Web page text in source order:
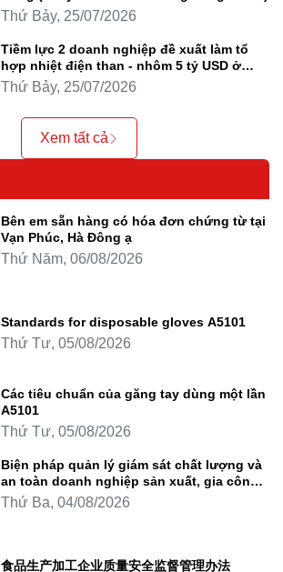
Thứ Bảy, 25/07/2026
Tiềm lực 2 doanh nghiệp đề xuất làm tổ
hợp nhiệt điện than - nhôm 5 tỷ USD ở
Lâm Đồng
Thứ Bảy, 25/07/2026
Xem tất cả
Bên em sẵn hàng có hóa đơn chứng từ tại
Vạn Phúc, Hà Đông ạ
Thứ Năm, 06/08/2026
Standards for disposable gloves A5101
Thứ Tư, 05/08/2026
Các tiêu chuẩn của găng tay dùng một lần
A5101
Thứ Tư, 05/08/2026
Biện pháp quản lý giám sát chất lượng và
an toàn doanh nghiệp sản xuất, gia công
thực phẩm
Thứ Ba, 04/08/2026
食品生产加工企业质量安全监督管理办法